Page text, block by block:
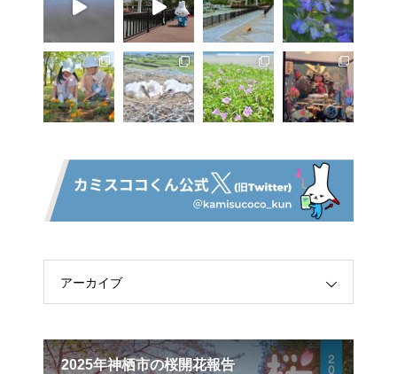
アーカイブ
2025年神栖市の桜開花報告